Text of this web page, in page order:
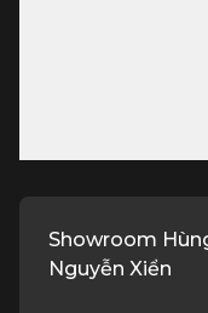
Showroom
Nguyễn Xiển